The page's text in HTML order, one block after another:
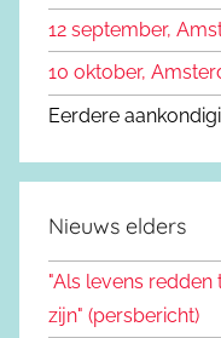
12 september,
10 oktober,
Eerdere
Nieuws elders
"Als levens
zijn" (persbericht)